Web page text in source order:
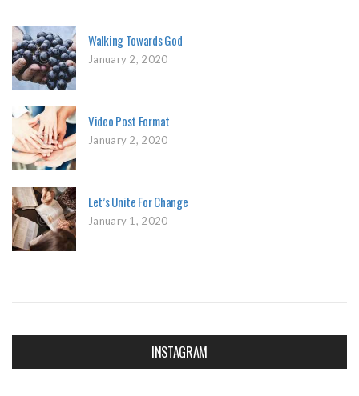
Walking Towards God
January 2, 2020
Video Post Format
January 2, 2020
Let’s Unite For Change
January 1, 2020
INSTAGRAM